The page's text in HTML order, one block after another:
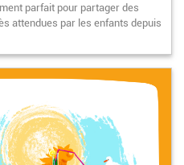
parfait pour partager des
attendues par les enfants depuis